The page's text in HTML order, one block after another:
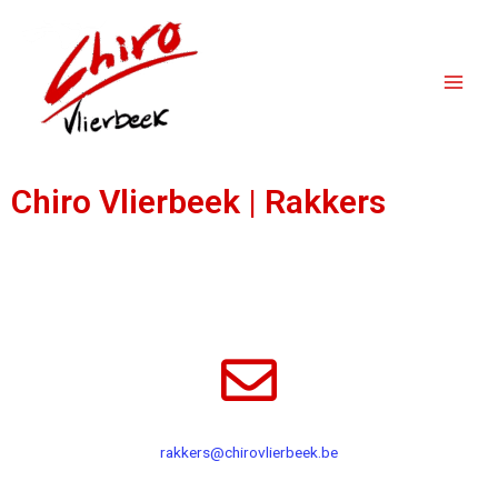
Chiro Vlierbeek | Rakkers
rakkers@chirovlierbeek.be